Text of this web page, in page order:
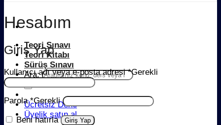
Teori Sınavı
Teori Kitabı
Sürüş Sınavı
Ara:
Ücretsiz Dene
Üyelik satın al
Hesabım
Giriş Yap
Kullanıcı adı veya e-posta adresi*Gerekli
Parola*Gerekli
Beni hatırla Giriş Yap